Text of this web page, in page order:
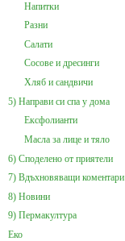
Напитки
Разни
Салати
Сосове и дресинги
Хляб и сандвичи
5) Направи си спа у дома
Ексфолианти
Масла за лице и тяло
6) Споделено от приятели
7) Вдъхновяващи коментари
8) Новини
9) Пермакултура
Еко